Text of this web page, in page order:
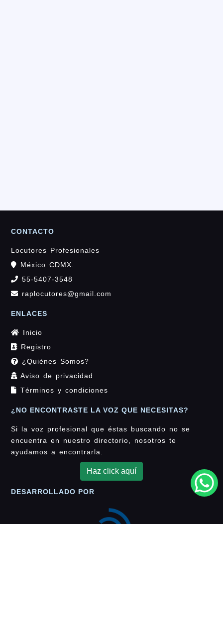
CONTACTO
Locutores Profesionales
México CDMX.
55-5407-3548
raplocutores@gmail.com
ENLACES
Inicio
Registro
¿Quiénes Somos?
Aviso de privacidad
Términos y condiciones
¿NO ENCONTRASTE LA VOZ QUE NECESITAS?
Si la voz profesional que éstas buscando no se
encuentra en nuestro directorio, nosotros te
ayudamos a encontrarla.
Haz click aquí
DESARROLLADO POR